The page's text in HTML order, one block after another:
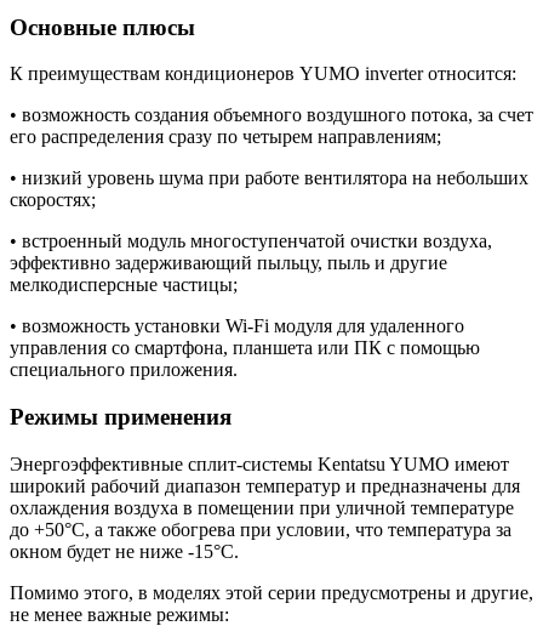
Основные плюсы
К преимуществам кондиционеров YUMO inverter относится:
• возможность создания объемного воздушного потока, за счет
его распределения сразу по четырем направлениям;
• низкий уровень шума при работе вентилятора на небольших
скоростях;
• встроенный модуль многоступенчатой очистки воздуха,
эффективно задерживающий пыльцу, пыль и другие
мелкодисперсные частицы;
• возможность установки Wi-Fi модуля для удаленного
управления со смартфона, планшета или ПК с помощью
специального приложения.
Режимы применения
Энергоэффективные сплит-системы Kentatsu YUMO имеют
широкий рабочий диапазон температур и предназначены для
охлаждения воздуха в помещении при уличной температуре
до +50°С, а также обогрева при условии, что температура за
окном будет не ниже -15°С.
Помимо этого, в моделях этой серии предусмотрены и другие,
не менее важные режимы: